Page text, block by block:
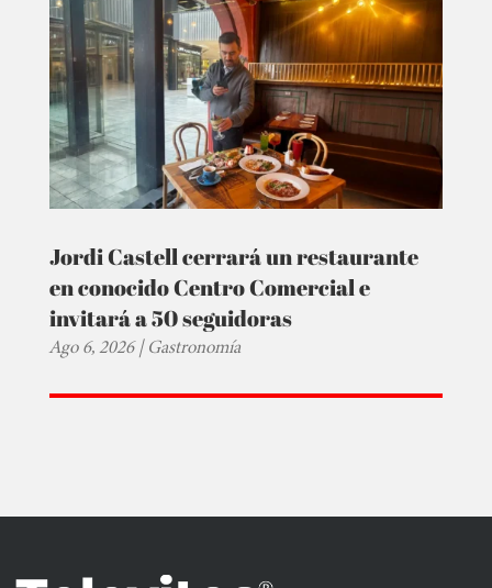
Jordi Castell cerrará un restaurante
en conocido Centro Comercial e
invitará a 50 seguidoras
Ago 6, 2026|Gastronomía